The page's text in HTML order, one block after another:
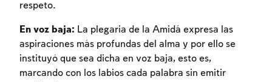
respeto.
En voz baja: La plegaria de la Amidá expresa las
aspiraciones más profundas del alma y por ello se
instituyó que sea dicha en voz baja, esto es,
marcando con los labios cada palabra sin emitir